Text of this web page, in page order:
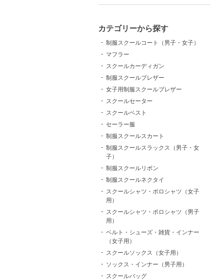
カテゴリーから探す
制服スクールコート（男子・女子）
マフラー
スクールカーディガン
制服スクールブレザー
女子用制服スクールブレザー
スクールセーター
スクールベスト
セーラー服
制服スクールスカート
制服スクールスラックス（男子・女
子）
制服スクールリボン
制服スクールネクタイ
スクールシャツ・ポロシャツ（女子
用）
スクールシャツ・ポロシャツ（男子
用）
ベルト・シューズ・雑貨・インナー
（女子用）
スクールソックス（女子用）
ソックス・インナー（男子用）
スクールバッグ